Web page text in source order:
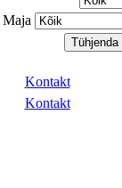
Maja
Kontakt
Kontakt